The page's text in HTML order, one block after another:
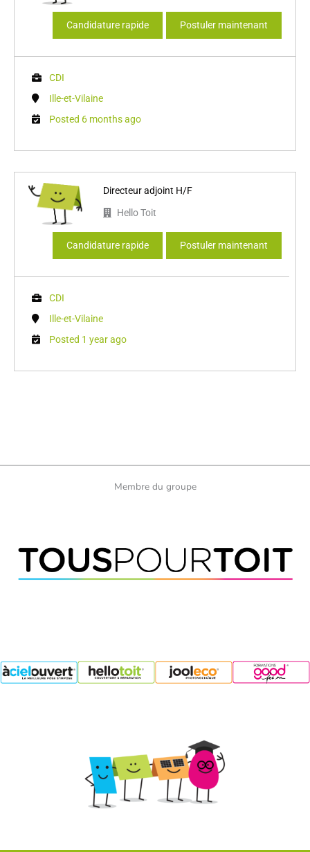
Candidature rapide Postuler maintenant
CDI
Ille-et-Vilaine
Posted 6 months ago
Directeur adjoint H/F
Hello Toit
Candidature rapide Postuler maintenant
CDI
Ille-et-Vilaine
Posted 1 year ago
Membre du groupe